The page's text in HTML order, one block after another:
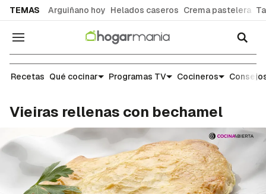
TEMAS Arguiñano hoy Helados caseros Crema pastelera
Navegación
Recetas
Recetas Qué cocinar Programas TV Cocineros
Vieiras rellenas con bechamel